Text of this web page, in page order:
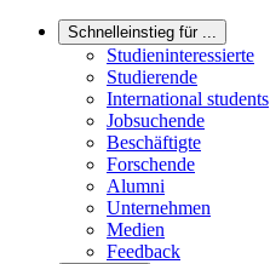
Schnelleinstieg für ...
Studieninteressierte
Studierende
International students
Jobsuchende
Beschäftigte
Forschende
Alumni
Unternehmen
Medien
Feedback